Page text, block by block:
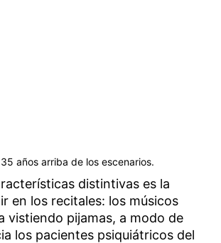
años arriba de los escenarios.
distintivas es la
en los recitales: los músicos
vistiendo pijamas, a modo de
los pacientes psiquiátricos del